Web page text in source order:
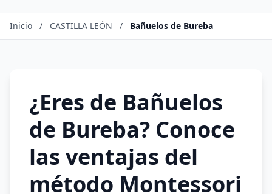
Inicio / CASTILLA LEÓN / Bañuelos de Bureba
¿Eres de Bañuelos
de Bureba? Conoce
las ventajas del
método Montessori